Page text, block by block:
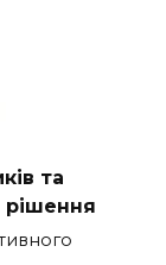
та
рішення